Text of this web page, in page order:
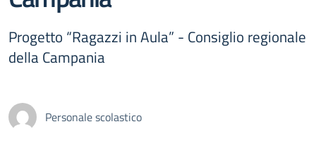
Progetto “Ragazzi in Aula” - Consiglio regionale
della Campania
Personale scolastico